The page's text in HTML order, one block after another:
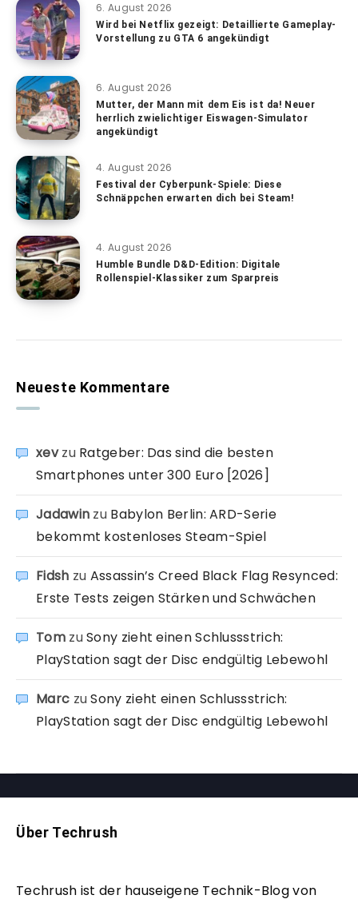
6. August 2026
Wird bei Netflix gezeigt: Detaillierte Gameplay-
Vorstellung zu GTA 6 angekündigt
6. August 2026
Mutter, der Mann mit dem Eis ist da! Neuer
herrlich zwielichtiger Eiswagen-Simulator
angekündigt
4. August 2026
Festival der Cyberpunk-Spiele: Diese
Schnäppchen erwarten dich bei Steam!
4. August 2026
Humble Bundle D&D-Edition: Digitale
Rollenspiel-Klassiker zum Sparpreis
Neueste Kommentare
xevzu Ratgeber: Das sind die besten
Smartphones unter 300 Euro [2026]
Jadawin zu Babylon Berlin: ARD-Serie
bekommt kostenloses Steam-Spiel
Fidsh zu Assassin’s Creed Black Flag Resynced:
Erste Tests zeigen Stärken und Schwächen
TomzuSony zieht einen Schlussstrich:
PlayStation sagt der Disc endgültig Lebewohl
Marc zuSony zieht einen Schlussstrich:
PlayStation sagt der Disc endgültig Lebewohl
Über Techrush
Techrush ist der hauseigene Technik-Blog von